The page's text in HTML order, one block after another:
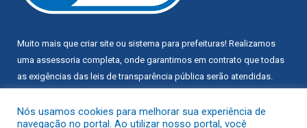
Muito mais que criar site ou sistema para prefeituras! Realizamos
uma assessoria completa, onde garantimos em contrato que todas
as exigências das leis de transparência pública serão atendidas.
Conheça oPNTPe oRadar da Transparência Pública
Nós usamos cookies para melhorar sua experiência de
navegação no portal. Ao utilizar nosso portal, você